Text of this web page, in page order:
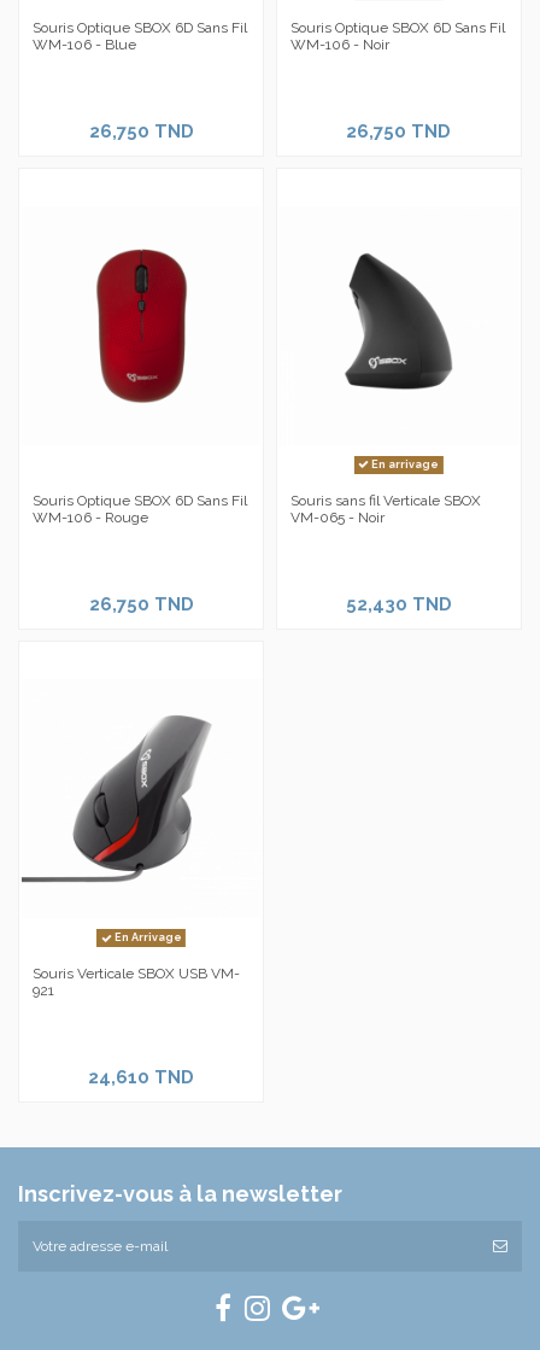
Souris Optique SBOX 6D Sans Fil
WM-106 - Blue
26,750 TND
Souris Optique SBOX 6D Sans Fil
WM-106 - Noir
26,750 TND
Souris Optique SBOX 6D Sans Fil
WM-106 - Rouge
26,750 TND
En arrivage
Souris sans fil Verticale SBOX
VM-065 - Noir
52,430 TND
En Arrivage
Souris Verticale SBOX USB VM-
921
24,610 TND
Inscrivez-vous à la newsletter